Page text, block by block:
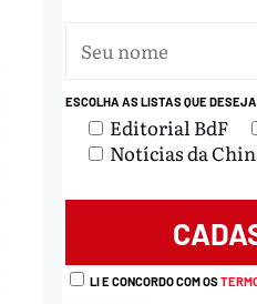
ESCOLHA AS LISTAS QUE
Editorial BdF
Notícias da
LI E CONCORDO COM OS